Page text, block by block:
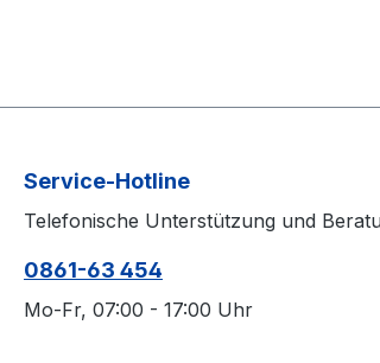
Service-Hotline
Telefonische Unterstützung und
0861-63 454
Mo-Fr, 07:00 - 17:00 Uhr